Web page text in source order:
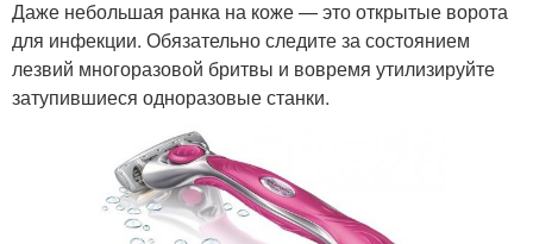
Даже небольшая ранка на коже — это открытые ворота
для инфекции. Обязательно следите за состоянием
лезвий многоразовой бритвы и вовремя утилизируйте
затупившиеся одноразовые станки.